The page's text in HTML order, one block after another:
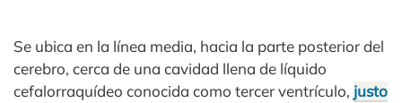
Se ubica en la línea media, hacia la parte posterior del
cerebro, cerca de una cavidad llena de líquido
cefalorraquídeo conocida como tercer ventrículo, justo